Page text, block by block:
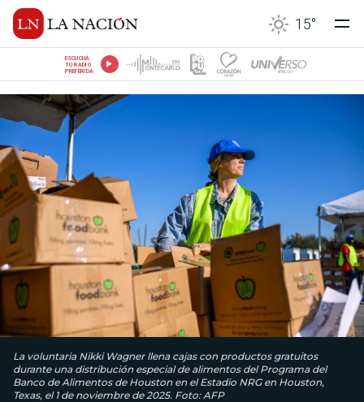
15°
ESCUCHÁ
TU RADIO
PREFERIDA
La voluntaria Nikki Wagner llena cajas con productos gratuitos
durante una distribución especial de alimentos del Programa del
Banco de Alimentos de Houston en el Estadio NRG en Houston,
Texas, el 1 de noviembre de 2025. Foto: AFP